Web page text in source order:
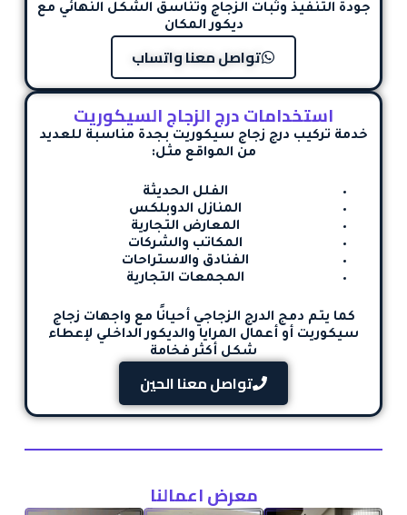
جودة التنفيذ وثبات الزجاج وتناسق الشكل النهائي مع
ديكور المكان
تواصل معنا واتساب
استخدامات درج الزجاج السيكوريت
خدمة تركيب درج زجاج سيكوريت بجدة مناسبة للعديد
من المواقع مثل:
الفلل الحديثة
المنازل الدوبلكس
المعارض التجارية
المكاتب والشركات
الفنادق والاستراحات
المجمعات التجارية
كما يتم دمج الدرج الزجاجي أحيانًا مع واجهات زجاج
سيكوريت أو أعمال المرايا والديكور الداخلي لإعطاء
شكل أكثر فخامة
تواصل معنا الحين
معرض اعمالنا